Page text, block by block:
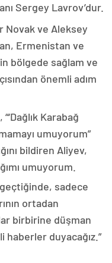
Sergey Lavrov’dur.
Novak ve Aleksey
Ermenistan ve
bölgede sağlam ve
önemli adım
“‘Dağlık Karabağ
umuyorum”
bildiren Aliyev,
umuyorum.
geçtiğinde, sadece
ortadan
birbirine düşman
haberler duyacağız.”